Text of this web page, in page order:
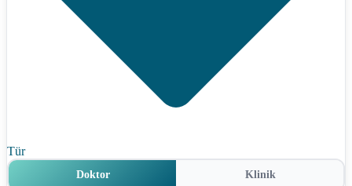
Tür
Doktor Klinik